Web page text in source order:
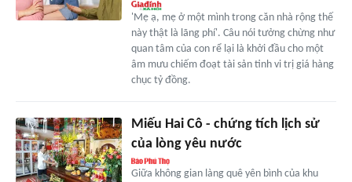
'Mẹ ạ, mẹ ở một mình trong căn nhà rộng thế
này thật là lãng phí'. Câu nói tưởng chừng như
quan tâm của con rể lại là khởi đầu cho một
âm mưu chiếm đoạt tài sản tinh vi trị giá hàng
chục tỷ đồng.
Miếu Hai Cô - chứng tích lịch sử
của lòng yêu nước
Giữa không gian làng quê yên bình của khu